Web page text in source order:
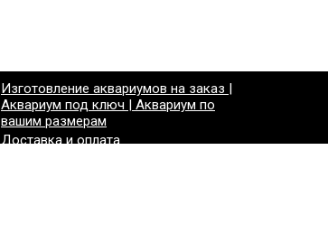
Изготовление аквариумов на заказ |
Аквариум под ключ | Аквариум по
вашим размерам
Доставка и оплата